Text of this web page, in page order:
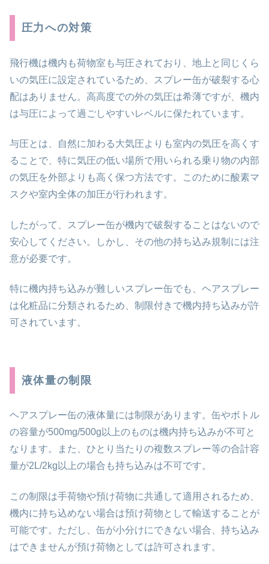
圧力への対策
飛行機は機内も荷物室も与圧されており、地上と同じくら
いの気圧に設定されているため、スプレー缶が破裂する心
配はありません。高高度での外の気圧は希薄ですが、機内
は与圧によって過ごしやすいレベルに保たれています。
与圧とは、自然に加わる大気圧よりも室内の気圧を高くす
ることで、特に気圧の低い場所で用いられる乗り物の内部
の気圧を外部よりも高く保つ方法です。このために酸素マ
スクや室内全体の加圧が行われます。
したがって、スプレー缶が機内で破裂することはないので
安心してください。しかし、その他の持ち込み規制には注
意が必要です。
特に機内持ち込みが難しいスプレー缶でも、ヘアスプレー
は化粧品に分類されるため、制限付きで機内持ち込みが許
可されています。
液体量の制限
ヘアスプレー缶の液体量には制限があります。缶やボトル
の容量が500mg/500g以上のものは機内持ち込みが不可と
なります。また、ひとり当たりの複数スプレー等の合計容
量が2L/2kg以上の場合も持ち込みは不可です。
この制限は手荷物や預け荷物に共通して適用されるため、
機内に持ち込めない場合は預け荷物として輸送することが
可能です。ただし、缶が小分けにできない場合、持ち込み
はできませんが預け荷物としては許可されます。